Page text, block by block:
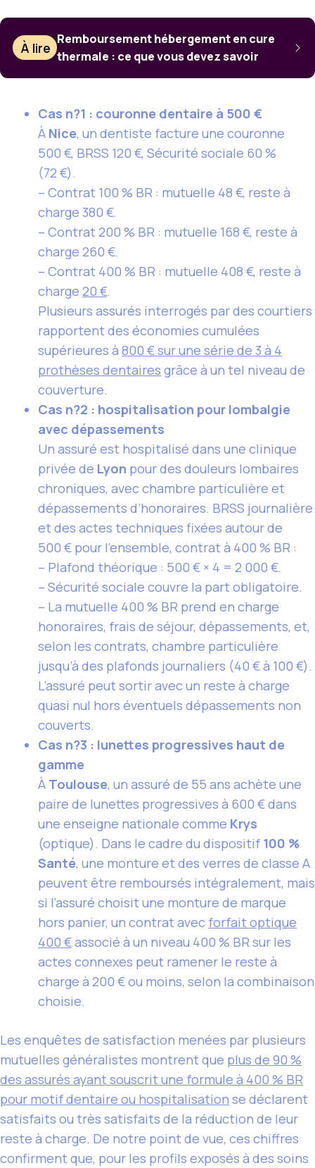
À lire
Remboursement hébergement en cure
thermale : ce que vous devez savoir
Cas n?1 : couronne dentaire à 500 €
À Nice, un dentiste facture une couronne
500 €, BRSS 120 €, Sécurité sociale 60 %
(72 €).
– Contrat 100 % BR : mutuelle 48 €, reste à
charge 380 €.
– Contrat 200 % BR : mutuelle 168 €, reste à
charge 260 €.
– Contrat 400 % BR : mutuelle 408 €, reste à
charge 20 €.
Plusieurs assurés interrogés par des courtiers
rapportent des économies cumulées
supérieures à 800 € sur une série de 3 à 4
prothèses dentaires grâce à un tel niveau de
couverture.
Cas n?2 : hospitalisation pour lombalgie
avec dépassements
Un assuré est hospitalisé dans une clinique
privée de Lyon pour des douleurs lombaires
chroniques, avec chambre particulière et
dépassements d’honoraires. BRSS journalière
et des actes techniques fixées autour de
500 € pour l’ensemble, contrat à 400 % BR :
– Plafond théorique : 500 € × 4 = 2 000 €.
– Sécurité sociale couvre la part obligatoire.
– La mutuelle 400 % BR prend en charge
honoraires, frais de séjour, dépassements, et,
selon les contrats, chambre particulière
jusqu’à des plafonds journaliers (40 € à 100 €).
L’assuré peut sortir avec un reste à charge
quasi nul hors éventuels dépassements non
couverts.
Cas n?3 : lunettes progressives haut de
gamme
À Toulouse, un assuré de 55 ans achète une
paire de lunettes progressives à 600 € dans
une enseigne nationale comme Krys
(optique). Dans le cadre du dispositif 100 %
Santé, une monture et des verres de classe A
peuvent être remboursés intégralement, mais
si l’assuré choisit une monture de marque
hors panier, un contrat avec forfait optique
400 €associé à un niveau 400 % BR sur les
actes connexes peut ramener le reste à
charge à 200 € ou moins, selon la combinaison
choisie.
Les enquêtes de satisfaction menées par plusieurs
mutuelles généralistes montrent que plus de 90 %
des assurés ayant souscrit une formule à 400 % BR
pour motif dentaire ou hospitalisation se déclarent
satisfaits ou très satisfaits de la réduction de leur
reste à charge. De notre point de vue, ces chiffres
confirment que, pour les profils exposés à des soins